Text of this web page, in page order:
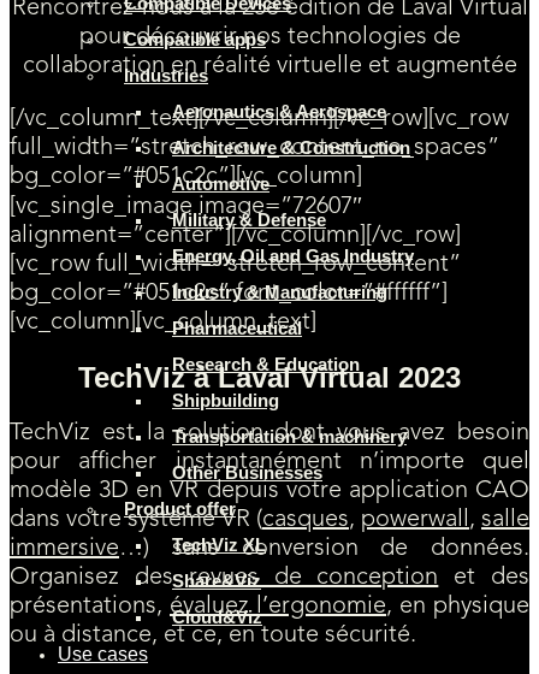
Compatible apps
Industries
Aeronautics & Aerospace
Architecture & Construction
Automotive
Military & Defense
Energy, Oil and Gas Industry
Industry & Manufacturing
Pharmaceutical
Research & Education
Shipbuilding
Transportation & machinery
Other Businesses
Product offer
TechViz XL
Share&Viz
Cloud&Viz
Use cases
Rencontrez-nous à la 25e édition de Laval Virtual
pour découvrir nos technologies de
collaboration en réalité virtuelle et augmentée
[/vc_column_text][/vc_column][/vc_row][vc_row
full_width=”stretch_row_content_no_spaces”
bg_color=”#051c2c”][vc_column]
[vc_single_image image=”72607″
alignment=”center”][/vc_column][/vc_row]
[vc_row full_width=”stretch_row_content”
bg_color=”#051c2c” font_color=”#ffffff”]
[vc_column][vc_column_text]
TechViz à Laval Virtual 2023
TechViz est la solution dont vous avez besoin
pour afficher instantanément n’importe quel
modèle 3D en VR depuis votre application CAO
dans votre système VR (casques, powerwall , salle
immersive…) sans conversion de données.
Organisez desrevues de conception et des
présentations, évaluez l’ergonomie, en physique
ou à distance, et ce, en toute sécurité.